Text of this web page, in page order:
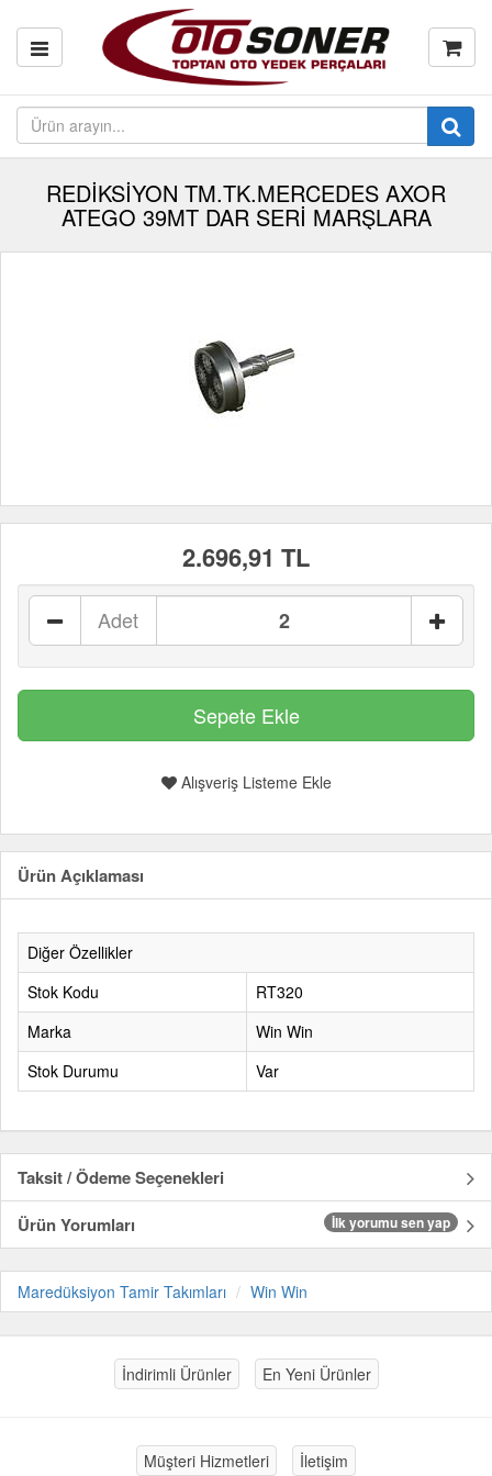
REDİKSİYON TM.TK.MERCEDES AXOR
ATEGO 39MT DAR SERİ MARŞLARA
2.696,91 TL
Adet
Alışveriş Listeme Ekle
Ürün Açıklaması
Diğer Özellikler
Stok Kodu
RT320
Marka
Win Win
Stok Durumu
Var
Taksit / Ödeme Seçenekleri
Ürün Yorumları
İlk yorumu sen yap
Maredüksiyon Tamir Takımları Win Win
İndirimli Ürünler En Yeni Ürünler
Müşteri Hizmetleri İletişim